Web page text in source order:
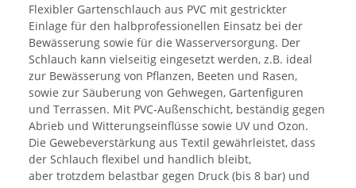
Flexibler Gartenschlauch aus PVC mit gestrickter
Einlage für den halbprofessionellen Einsatz bei der
Bewässerung sowie für die Wasserversorgung. Der
Schlauch kann vielseitig eingesetzt werden, z.B. ideal
zur Bewässerung von Pflanzen, Beeten und Rasen,
sowie zur Säuberung von Gehwegen, Gartenfiguren
und Terrassen. Mit PVC-Außenschicht, beständig gegen
Abrieb und Witterungseinflüsse sowie UV und Ozon.
Die Gewebeverstärkung aus Textil gewährleistet, dass
der Schlauch flexibel und handlich bleibt,
aber trotzdem belastbar gegen Druck (bis 8 bar) und